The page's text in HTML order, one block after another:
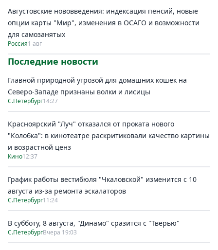
Августовские нововведения: индексация пенсий, новые
опции карты "Мир", изменения в ОСАГО и возможности
для самозанятых
Россия1 авг
Последние новости
Главной природной угрозой для домашних кошек на
Северо-Западе признаны волки и лисицы
С.Петербург14:27
Красноярский "Луч" отказался от проката нового
"Колобка": в кинотеатре раскритиковали качество картины
и возрастной ценз
Кино12:37
График работы вестибюля "Чкаловской" изменится с 10
августа из-за ремонта эскалаторов
С.Петербург11:24
В субботу, 8 августа, "Динамо" сразится с "Тверью"
С.ПетербургВчера 19:03